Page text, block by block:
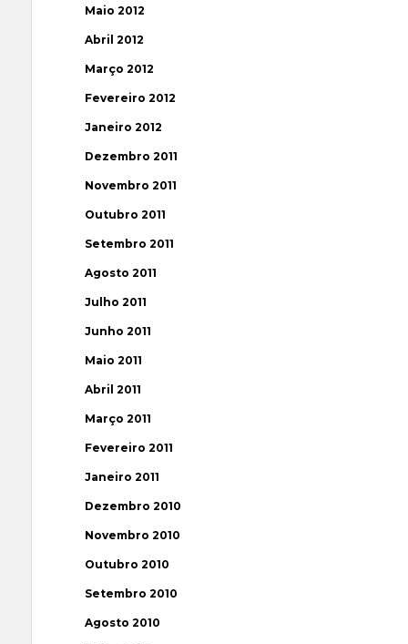
Maio 2012
Abril 2012
Março 2012
Fevereiro 2012
Janeiro 2012
Dezembro 2011
Novembro 2011
Outubro 2011
Setembro 2011
Agosto 2011
Julho 2011
Junho 2011
Maio 2011
Abril 2011
Março 2011
Fevereiro 2011
Janeiro 2011
Dezembro 2010
Novembro 2010
Outubro 2010
Setembro 2010
Agosto 2010